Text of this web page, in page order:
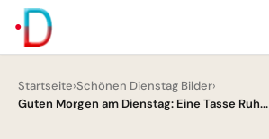
Startseite›Schönen Dienstag Bilder›
Guten Morgen am Dienstag: Eine Tasse Ruh...